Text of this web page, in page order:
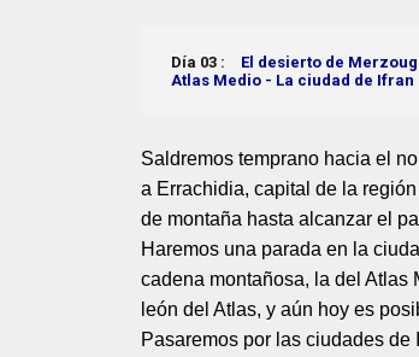
Día 03 :
El desierto de
Atlas Medio - La ciudad de Ifran
Saldremos temprano hacia el
a Errachidia, capital de la
de montaña hasta alcanzar el
Haremos una parada en la
cadena montañosa, la del Atlas
león del Atlas, y aún hoy es
Pasaremos por las ciudades de